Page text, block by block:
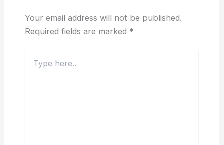
Your email address will not be published.
Required fields are marked *
here..